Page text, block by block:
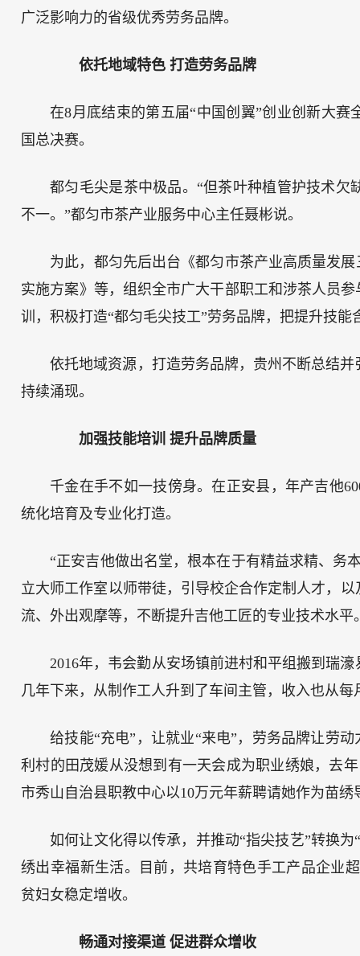
广泛影响力的省级优秀劳务品牌。
依托地域特色 打造劳务品牌
在8月底结束的第五届“中国创翼”创业创新大
国总决赛。
都匀毛尖是茶中极品。“但茶叶种植管护技术
不一。”都匀市茶产业服务中心主任聂彬说。
为此，都匀先后出台《都匀市茶产业高质量发
实施方案》等，组织全市广大干部职工和涉茶人员
训，积极打造“都匀毛尖技工”劳务品牌，把提升技
依托地域资源，打造劳务品牌，贵州不断总结
持续涌现。
加强技能培训 提升品牌质量
千金在手不如一技傍身。在正安县，年产吉他
统化培育及专业化打造。
“正安吉他做出名堂，根本在于有精益求精、务
立大师工作室以师带徒，引导校企合作定制人才，
流、外出观摩等，不断提升吉他工匠的专业技术水平
2016年，韦会勤从安场镇前进村和平组搬到瑞
几年下来，从制作工人升到了车间主管，收入也从每
给技能“充电”，让就业“来电”，劳务品牌让劳
利村的田茂媛从没想到有一天会成为职业绣娘，去
市秀山自治县职教中心以10万元年薪聘请她作为苗绣
如何让文化得以传承，并推动“指尖技艺”转换
绣出幸福新生活。目前，共培育特色手工产品企业
贫妇女稳定增收。
畅通对接渠道 促进群众增收